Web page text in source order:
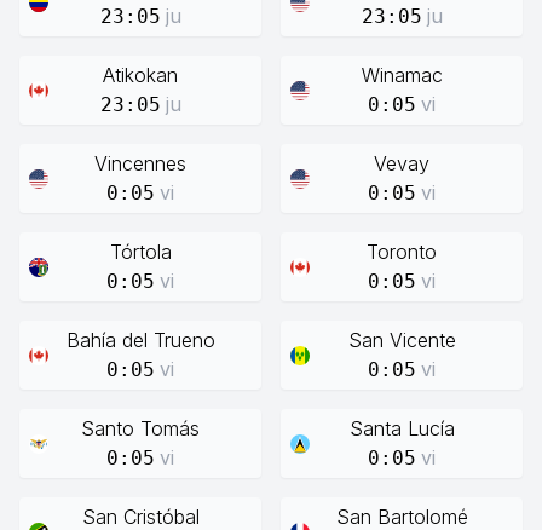
23:05 ju 23:05 ju
Atikokan
23:05 ju
Winamac
0:05 vi
Vincennes
0:05 vi
Vevay
0:05 vi
Tórtola
0:05 vi
Toronto
0:05 vi
Bahía del Trueno
0:05 vi
San Vicente
0:05 vi
Santo Tomás
0:05 vi
Santa Lucía
0:05 vi
San Cristóbal San Bartolomé